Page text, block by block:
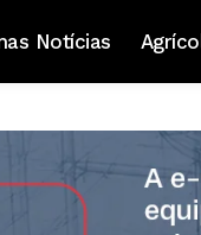
Notícias